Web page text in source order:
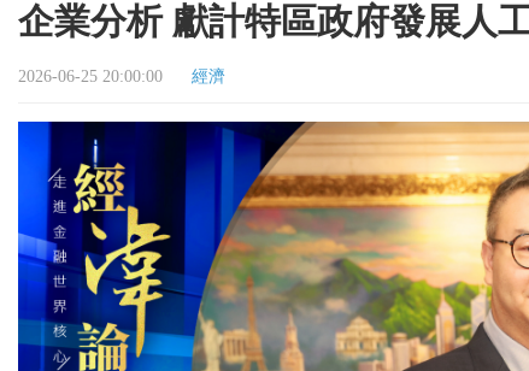
企業分析 獻計特區政府發展人
2026-06-25 20:00:00 經濟